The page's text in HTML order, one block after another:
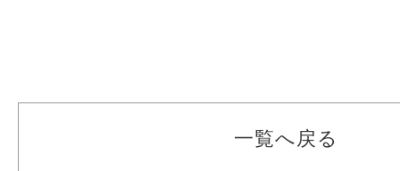
一覧へ戻る